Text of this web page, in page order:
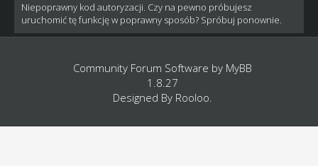
Niepoprawny kod autoryzacji. Czy na pewno próbujesz
uruchomić tę funkcję w poprawny sposób? Spróbuj ponownie.
Community Forum Software by MyBB
1.8.27
Designed By Rooloo.